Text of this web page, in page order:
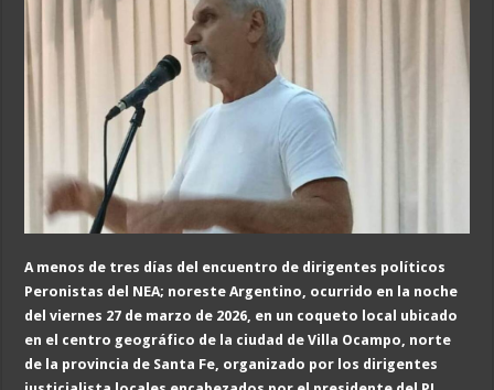
A menos de tres días del encuentro de dirigentes políticos
Peronistas del NEA; noreste Argentino, ocurrido en la noche
del viernes 27 de marzo de 2026, en un coqueto local ubicado
en el centro geográfico de la ciudad de Villa Ocampo, norte
de la provincia de Santa Fe, organizado por los dirigentes